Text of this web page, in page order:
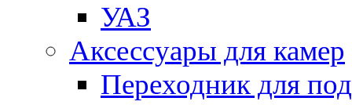
УАЗ
Аксессуары для камер
Переходник для